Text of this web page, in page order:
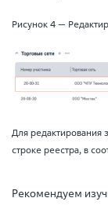
Рисунок 4 —
Для редактирования
строке реестра, в
Рекомендуем